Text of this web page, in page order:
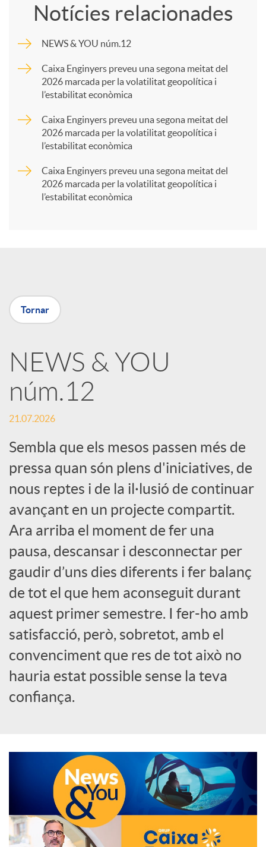
p
a
a
r
x
e
s
S
o
c
i
l
s
Notícies relacionades
NEWS & YOU núm.12
Caixa Enginyers preveu una segona meitat del
2026 marcada per la volatilitat geopolítica i
l’estabilitat econòmica
Caixa Enginyers preveu una segona meitat del
2026 marcada per la volatilitat geopolítica i
l’estabilitat econòmica
Caixa Enginyers preveu una segona meitat del
2026 marcada per la volatilitat geopolítica i
l’estabilitat econòmica
Tornar
NEWS & YOU
núm.12
21.07.2026
Sembla que els mesos passen més de
pressa quan són plens d'iniciatives, de
nous reptes i de la il·lusió de continuar
avançant en un projecte compartit.
Ara arriba el moment de fer una
pausa, descansar i desconnectar per
gaudir d’uns dies diferents i fer balanç
de tot el que hem aconseguit durant
aquest primer semestre. I fer-ho amb
satisfacció, però, sobretot, amb el
convenciment que res de tot això no
hauria estat possible sense la teva
confiança.